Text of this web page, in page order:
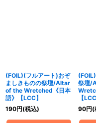
(FOIL)(フルアート)おぞ
ましきものの祭壇/Altar
of the Wretched《日本
語》【LCC】
190円(税込)
祭壇/
【LCC
90円(